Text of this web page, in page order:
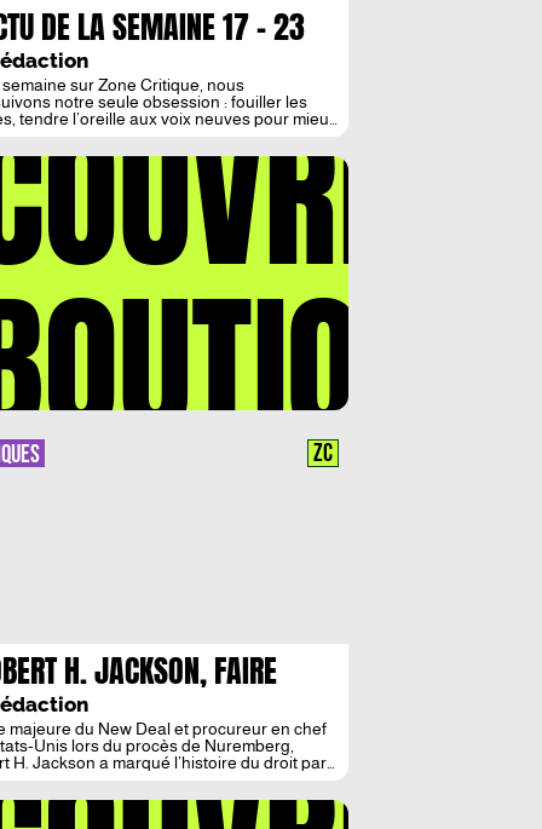
DE LA SEMAINE 17 – 23
sur Zone Critique, nous
notre seule obsession : fouiller les
tendre l’oreille aux voix neuves pour mieux
créations : tout ce qui nous déplace
a sa place ici. Côté littérature, nous
dans un objet rare : la biographie
de Witold Gombrowicz publiée […]
H. JACKSON, FAIRE
POUR LA JUSTICE”
BEAUVALLET ET YVES
IMPERATIF,
majeure du New Deal et procureur en chef
Unis lors du procès de Nuremberg,
H. Jackson a marqué l’histoire du droit par
universelle. L’ouvrage d’Olivier Beauvallet
Ternon montre comment sa posture
ZC